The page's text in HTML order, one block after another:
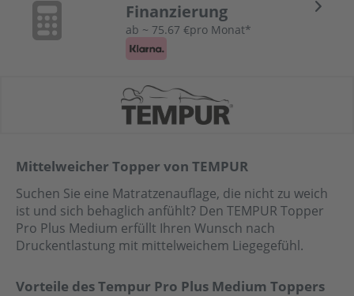
Finanzierung
ab ~ 75.67 €pro Monat*
Mittelweicher Topper von TEMPUR
Suchen Sie eine Matratzenauflage, die nicht zu weich
ist und sich behaglich anfühlt? Den TEMPUR Topper
Pro Plus Medium erfüllt Ihren Wunsch nach
Druckentlastung mit mittelweichem Liegegefühl.
Vorteile des Tempur Pro Plus Medium Toppers